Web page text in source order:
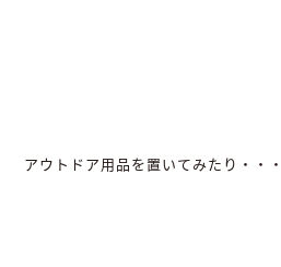
アウトドア用品を置いてみたり・・・